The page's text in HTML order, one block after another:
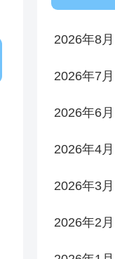
2026年8月
2026年7月
2026年6月
2026年4月
2026年3月
2026年2月